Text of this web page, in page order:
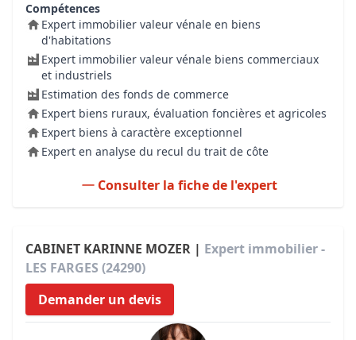
Compétences
Expert immobilier valeur vénale en biens
d'habitations
Expert immobilier valeur vénale biens commerciaux
et industriels
Estimation des fonds de commerce
Expert biens ruraux, évaluation foncières et agricoles
Expert biens à caractère exceptionnel
Expert en analyse du recul du trait de côte
Consulter la fiche de l'expert
CABINET KARINNE MOZER | Expert immobilier -
LES FARGES (24290)
Demander un devis